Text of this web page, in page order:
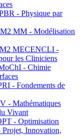
- Physique par
MM - Modélisation
MECENCLI -
les Cliniciens
- Chimie
- Fondements de
- Mathématiques
Vivant
- Optimisation
Innovation,